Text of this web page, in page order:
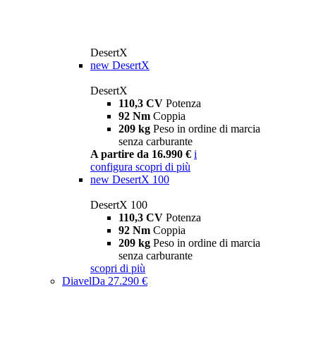
DesertX
new DesertX
DesertX
110,3 CV Potenza
92 Nm Coppia
209 kg Peso in ordine di marcia
senza carburante
A partire da 16.990 € i
configura scopri di più
new DesertX 100
DesertX 100
110,3 CV Potenza
92 Nm Coppia
209 kg Peso in ordine di marcia
senza carburante
scopri di più
DiavelDa 27.290 €